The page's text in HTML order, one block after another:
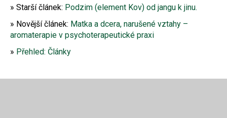
Starší článek: Podzim (element Kov) od jangu k jinu.
Novější článek: Matka a dcera, narušené vztahy –
aromaterapie v psychoterapeutické praxi
Přehled: Články